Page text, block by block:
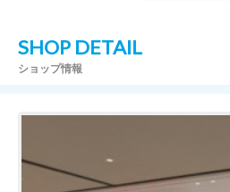
SHOP DETAIL
ショップ情報